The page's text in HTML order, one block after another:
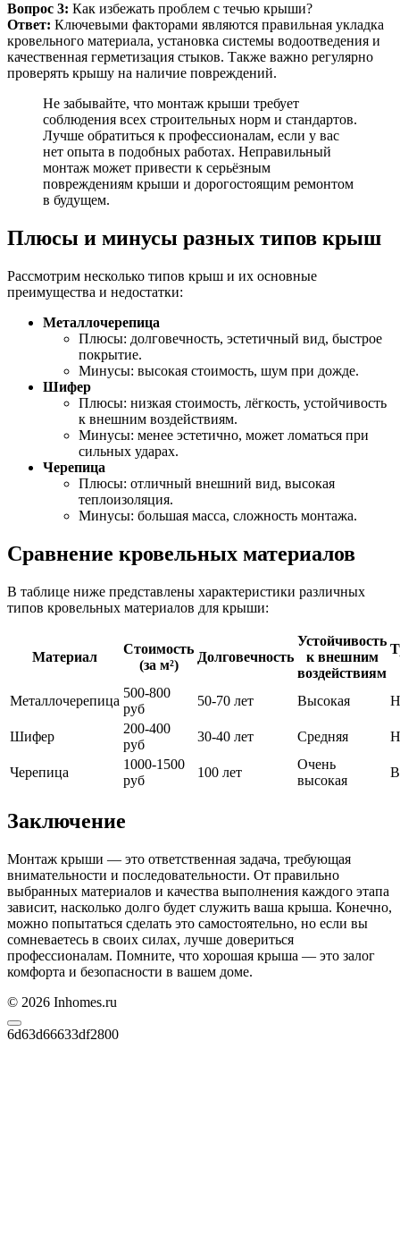
Вопрос 3: Как избежать проблем с течью крыши?
Ответ: Ключевыми факторами являются правильная укладка
кровельного материала, установка системы водоотведения и
качественная герметизация стыков. Также важно регулярно
проверять крышу на наличие повреждений.
Не забывайте, что монтаж крыши требует
соблюдения всех строительных норм и стандартов.
Лучше обратиться к профессионалам, если у вас
нет опыта в подобных работах. Неправильный
монтаж может привести к серьёзным
повреждениям крыши и дорогостоящим ремонтом
в будущем.
Плюсы и минусы разных типов крыш
Рассмотрим несколько типов крыш и их основные
преимущества и недостатки:
Металлочерепица
Плюсы: долговечность, эстетичный вид, быстрое
покрытие.
Минусы: высокая стоимость, шум при дожде.
Шифер
Плюсы: низкая стоимость, лёгкость, устойчивость
к внешним воздействиям.
Минусы: менее эстетично, может ломаться при
сильных ударах.
Черепица
Плюсы: отличный внешний вид, высокая
теплоизоляция.
Минусы: большая масса, сложность монтажа.
Сравнение кровельных материалов
В таблице ниже представлены характеристики различных
типов кровельных материалов для крыши:
Материал
Стоимость
(за м²)
Долговечность
Устойчивость
к внешним
воздействиям
Металлочерепица
500-800
руб
50-70 лет Высокая
Шифер
200-400
руб
30-40 лет Средняя
Черепица
1000-1500
руб
100 лет
Очень
высокая
Заключение
Монтаж крыши — это ответственная задача, требующая
внимательности и последовательности. От правильно
выбранных материалов и качества выполнения каждого этапа
зависит, насколько долго будет служить ваша крыша. Конечно,
можно попытаться сделать это самостоятельно, но если вы
сомневаетесь в своих силах, лучше довериться
профессионалам. Помните, что хорошая крыша — это залог
комфорта и безопасности в вашем доме.
© 2026 Inhomes.ru
6d63d66633df2800